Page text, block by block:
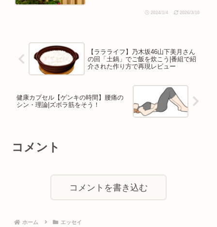
2024/1/4 2026/3/10
【ララライフ】乃木坂46山下美月さん
の回「土鍋」でご飯を炊こう|番組で紹
介された作り方で再現レビュー
健康カプセル【ゲンキの時間】腰痛の
シン・理論|ズボラ筋をそう！
コメント
コメントを書き込む
ホーム エッセイ